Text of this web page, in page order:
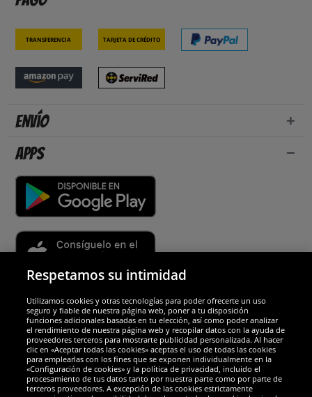
Transferencia Tarjeta de crédito
Envío
Apps
Socios y seguridad
Galardones
Respetamos su intimidad
Utilizamos cookies y otras tecnologías para poder ofrecerte un uso
seguro y fiable de nuestra página web, poner a tu disposición
funciones adicionales basadas en tu elección, así como poder analizar
el rendimiento de nuestra página web y recopilar datos con la ayuda de
proveedores terceros para mostrarte publicidad personalizada. Al hacer
clic en «Aceptar todas las cookies» aceptas el uso de todas las cookies
para emplearlas con los fines que se exponen individualmente en la
«Configuración de cookies» y la política de privacidad, incluido el
procesamiento de tus datos tanto por nuestra parte como por parte de
terceros proveedores. A excepción de las cookies estrictamente